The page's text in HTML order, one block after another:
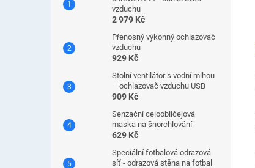
vzduchu
2 979 Kč
Přenosný výkonný ochlazovač
vzduchu
929 Kč
Stolní ventilátor s vodní mlhou
– ochlazovač vzduchu USB
909 Kč
Senzační celoobličejová
maska ​​na šnorchlování
629 Kč
Speciální fotbalová odrazová
síť - odrazová stěna na fotbal